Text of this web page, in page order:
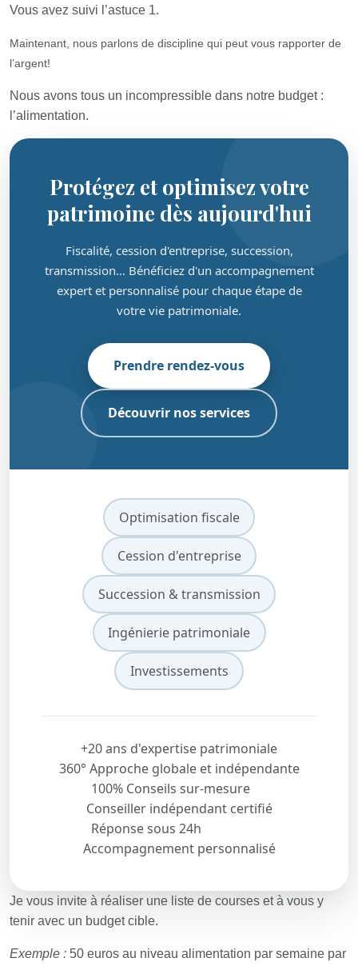
Vous avez suivi l’astuce 1.
Maintenant, nous parlons de discipline qui peut vous rapporter de
l’argent!
Nous avons tous un incompressible dans notre budget :
l’alimentation.
Protégez et optimisez votre
patrimoine dès aujourd'hui
Fiscalité, cession d'entreprise, succession,
transmission… Bénéficiez d'un accompagnement
expert et personnalisé pour chaque étape de
votre vie patrimoniale.
Prendre rendez-vous
Découvrir nos services
Optimisation fiscale
Cession d'entreprise
Succession & transmission
Ingénierie patrimoniale
Investissements
+20 ans d'expertise patrimoniale
360° Approche globale et indépendante
100% Conseils sur-mesure
Conseiller indépendant certifié
Réponse sous 24h
Accompagnement personnalisé
Je vous invite à réaliser une liste de courses et à vous y
tenir avec un budget cible.
Exemple : 50 euros au niveau alimentation par semaine par